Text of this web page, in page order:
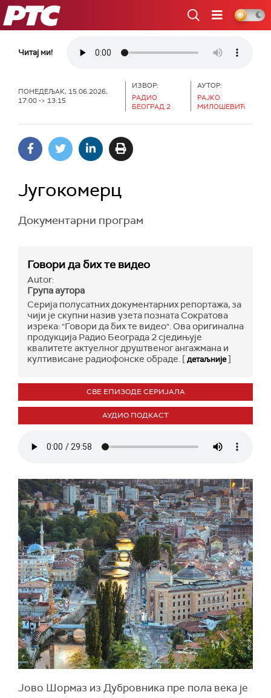
РТС
Читај ми!
ПОНЕДЕЉАК, 15.06.2026,
17:00 -> 13:15
ИЗВОР:
РАДИО
БЕОГРАД 2
АУТОР:
РАЈКО
МИЛОШЕВИЋ
Југокомерц
Документарни програм
Говори да бих те видео
Autor:
Група аутора
Серија полусатних документарних репортажа, за
чији је скупни назив узета позната Сократова
изрека: "Говори да бих те видео". Ова оригинална
продукција Радио Београда 2 сједињује
квалитете актуелног друштвеног ангажмана и
култивисане радиофонске обраде. [детаљније]
СВЕ ЕПИЗОДЕ СЕРИЈАЛА
АУДИО ПОДКАСТ
Јово Шормаз из Дубровника пре пола века је